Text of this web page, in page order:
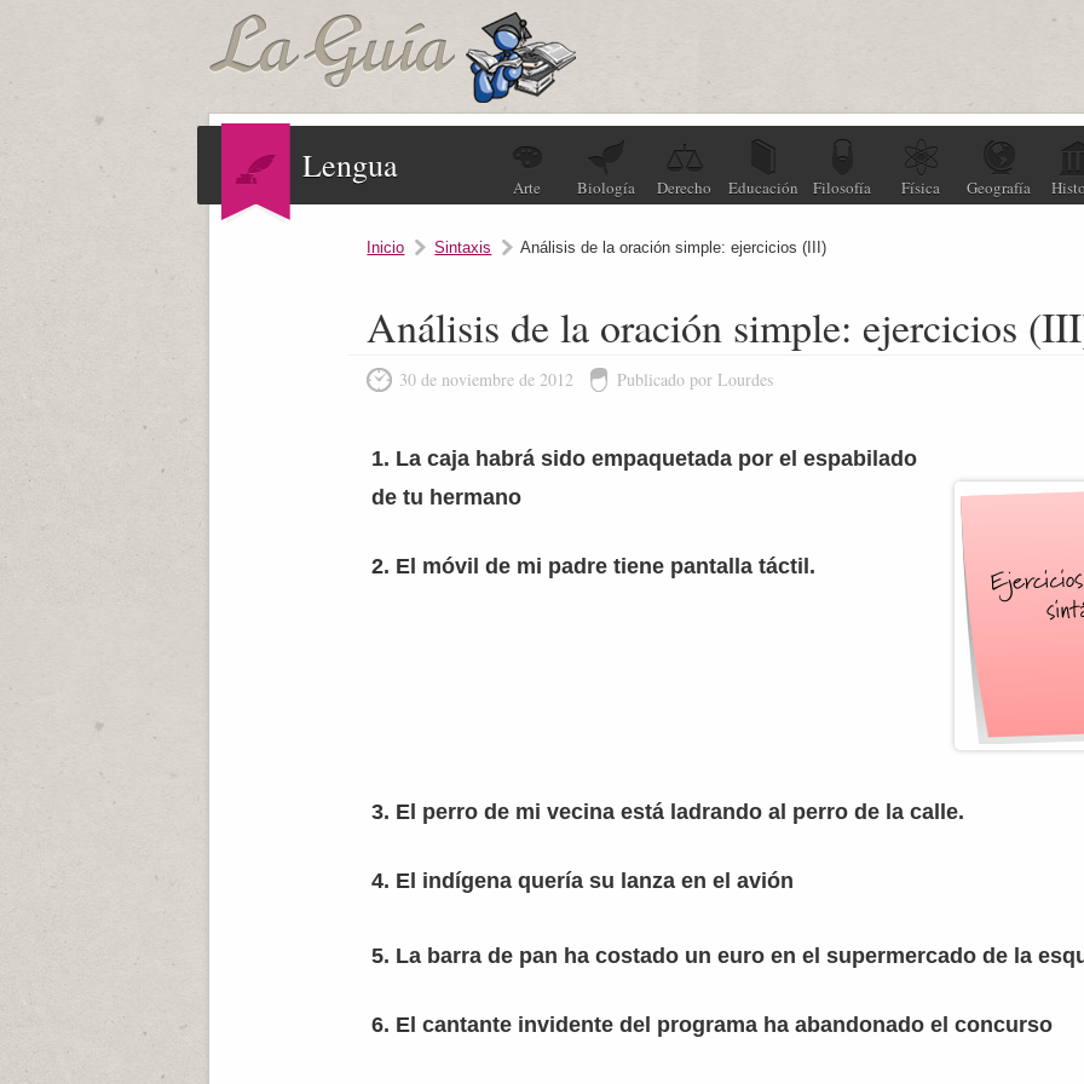
Lengua
Arte Biología Derecho Educación Filosofía Física Geografía
Inicio Sintaxis Análisis de la oración simple: ejercicios (III)
Análisis de la oración simple: ejercicios
30 de noviembre de 2012 Publicado por Lourdes
1. La caja habrá sido empaquetada por el espabilado
de tu hermano
2. El móvil de mi padre tiene pantalla táctil.
3. El perro de mi vecina está ladrando al perro de la calle.
4. El indígena quería su lanza en el avión
5. La barra de pan ha costado un euro en el supermercado de la
6. El cantante invidente del programa ha abandonado el concurso